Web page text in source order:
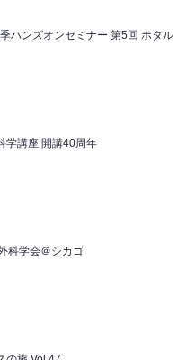
ハンズオンセミナー 第5回 ホタル
学講座 開講40周年
科学会＠シカゴ